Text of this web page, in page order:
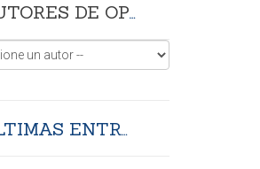
AUTORES DE OPINIÓN
ÚLTIMAS ENTRADAS